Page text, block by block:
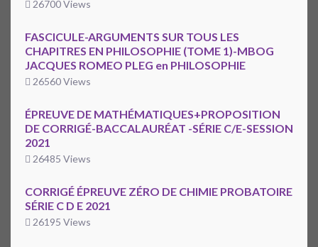
26700 Views
FASCICULE-ARGUMENTS SUR TOUS LES
CHAPITRES EN PHILOSOPHIE (TOME 1)-MBOG
JACQUES ROMEO PLEG en PHILOSOPHIE
26560 Views
ÉPREUVE DE MATHÉMATIQUES+PROPOSITION
DE CORRIGÉ-BACCALAURÉAT -SÉRIE C/E-SESSION
2021
26485 Views
CORRIGÉ ÉPREUVE ZÉRO DE CHIMIE PROBATOIRE
SÉRIE C D E 2021
26195 Views